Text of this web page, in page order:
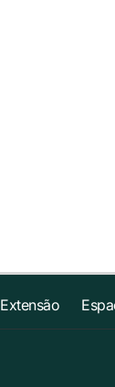
Extensão